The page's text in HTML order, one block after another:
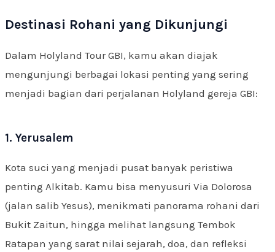
Destinasi Rohani yang Dikunjungi
Dalam Holyland Tour GBI, kamu akan diajak
mengunjungi berbagai lokasi penting yang sering
menjadi bagian dari perjalanan Holyland gereja GBI:
1. Yerusalem
Kota suci yang menjadi pusat banyak peristiwa
penting Alkitab. Kamu bisa menyusuri Via Dolorosa
(jalan salib Yesus), menikmati panorama rohani dari
Bukit Zaitun, hingga melihat langsung Tembok
Ratapan yang sarat nilai sejarah, doa, dan refleksi